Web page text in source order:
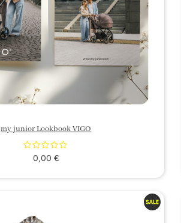
my junior Lookbook VIGO
0,00 €